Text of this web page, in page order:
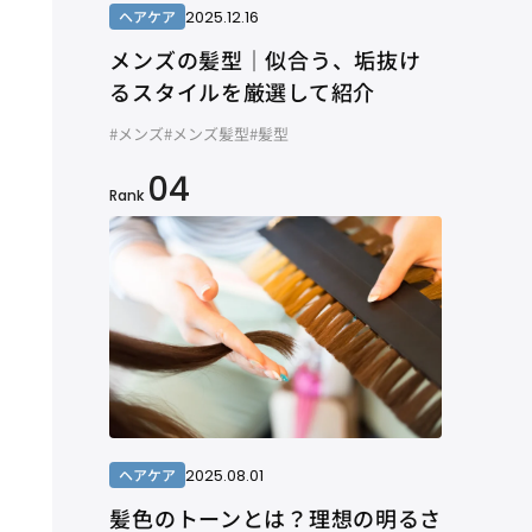
ヘアケア 2025.12.16
メンズの髪型｜似合う、垢抜け
るスタイルを厳選して紹介
#メンズ#メンズ髪型#髪型
Rank 04
ヘアケア 2025.08.01
髪色のトーンとは？理想の明るさ